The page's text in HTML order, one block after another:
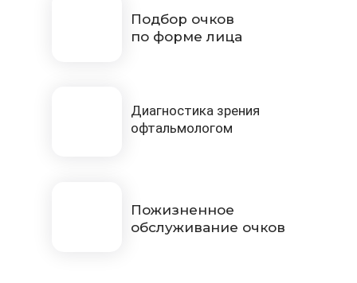
Подбор очков
по форме лица
Пожизненное
обслуживание очков
Диагностика зрения
офтальмологом